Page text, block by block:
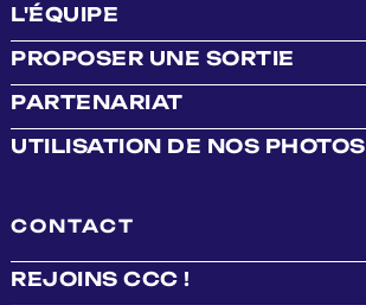
L'ÉQUIPE
PROPOSER UNE SORTIE
PARTENARIAT
UTILISATION DE NOS PHOTOS
CONTACT
REJOINS CCC !